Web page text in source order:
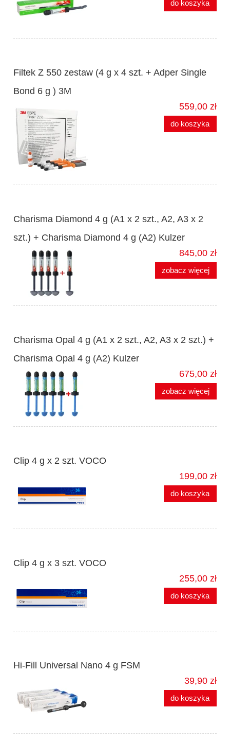
do koszyka
Filtek Z 550 zestaw (4 g x 4 szt. + Adper Single
Bond 6 g ) 3M
559,00 zł
do koszyka
Charisma Diamond 4 g (A1 x 2 szt., A2, A3 x 2
szt.) + Charisma Diamond 4 g (A2) Kulzer
845,00 zł
zobacz więcej
Charisma Opal 4 g (A1 x 2 szt., A2, A3 x 2 szt.) +
Charisma Opal 4 g (A2) Kulzer
675,00 zł
zobacz więcej
Clip 4 g x 2 szt. VOCO
199,00 zł
do koszyka
Clip 4 g x 3 szt. VOCO
255,00 zł
do koszyka
Hi-Fill Universal Nano 4 g FSM
39,90 zł
do koszyka